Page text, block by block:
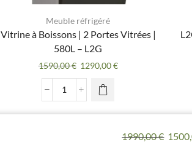
Meuble réfrigéré
Vitrine à Boissons | 2 Portes Vitrées |
580L – L2G
1590,00€ Le
prix
initial
était :
1590,00 €.
1290,00€Le
1290,00 €.
quantité
1990,00€ Le